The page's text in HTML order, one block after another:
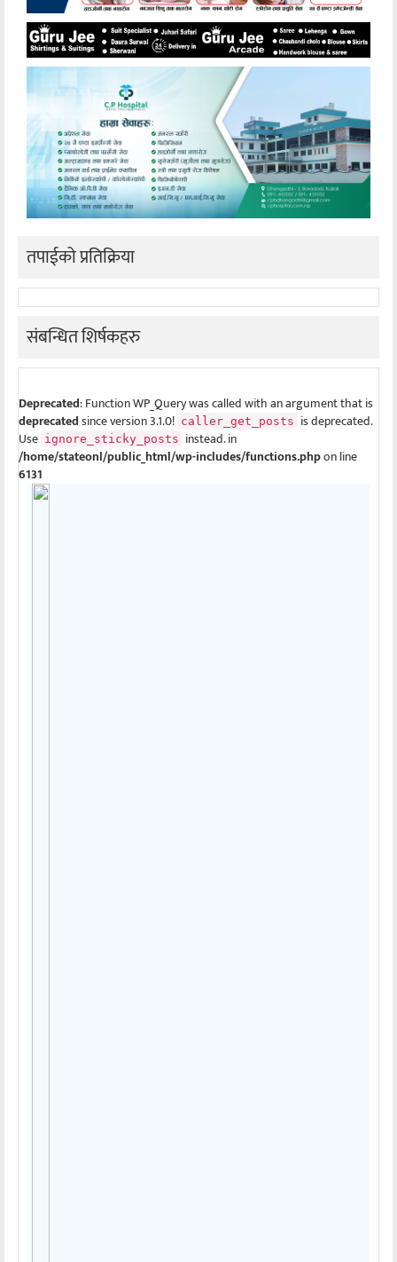
तपाईको प्रतिक्रिया
संबन्धित शिर्षकहरु
Deprecated: Function WP_Query was called with an argument that is
deprecatedsince version 3.1.0! caller_get_posts is deprecated.
Use ignore_sticky_posts instead. in
/home/stateonl/public_html/wp-includes/functions.phpon line
6131